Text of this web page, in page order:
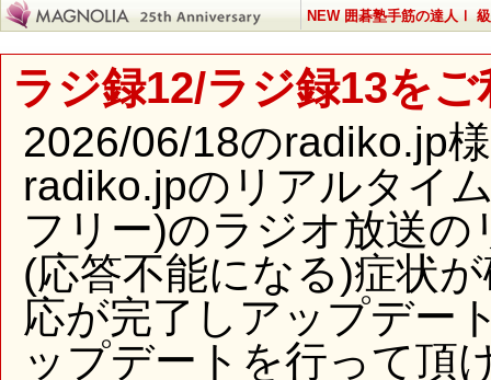
NEW 囲碁塾手筋の達人Ⅰ
ラジ録12/ラジ録13を
2026/06/18のradiko.jp
radiko.jpのリアルタイ
フリー)のラジオ放送
(応答不能になる)症状
応が完了しアップデー
ップデートを行って頂